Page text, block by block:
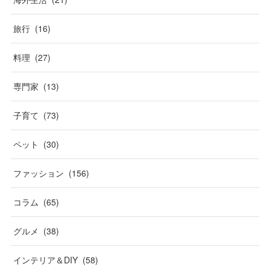
旅行 (16)
料理 (27)
専門家 (13)
子育て (73)
ペット (30)
ファッション (156)
コラム (65)
グルメ (38)
インテリア＆DIY (58)